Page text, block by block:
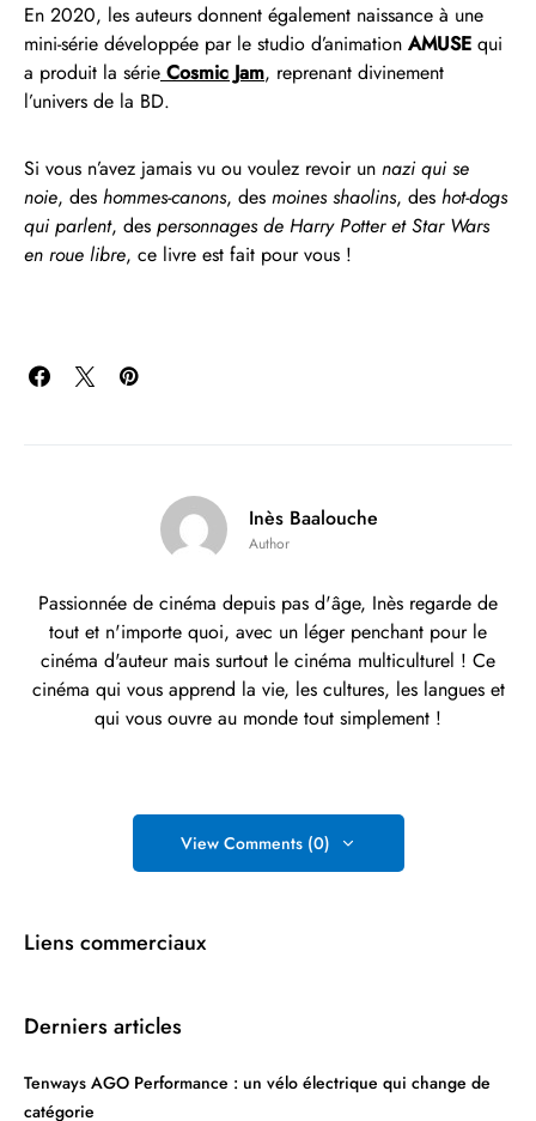
En 2020, les auteurs donnent également naissance à une
mini-série développée par le studio d’animation AMUSE qui
a produit la série Cosmic Jam, reprenant divinement
l’univers de la BD.
Si vous n’avez jamais vu ou voulez revoir un nazi qui se
noie, des hommes-canons, des moines shaolins, des hot-dogs
qui parlent, des personnages de Harry Potter et Star Wars
en roue libre, ce livre est fait pour vous !
Inès Baalouche
Author
Passionnée de cinéma depuis pas d'âge, Inès regarde de
tout et n'importe quoi, avec un léger penchant pour le
cinéma d'auteur mais surtout le cinéma multiculturel ! Ce
cinéma qui vous apprend la vie, les cultures, les langues et
qui vous ouvre au monde tout simplement !
View Comments (0)
Liens commerciaux
Derniers articles
Tenways AGO Performance : un vélo électrique qui change de
catégorie